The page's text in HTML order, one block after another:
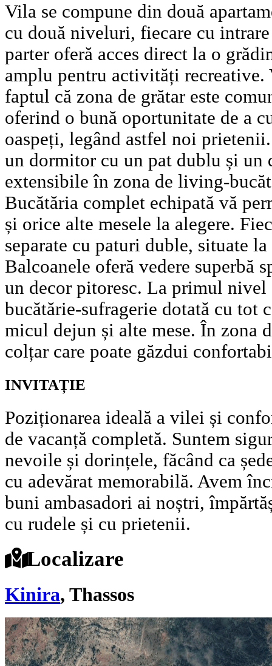
Vila se compune din două
cu două niveluri, fiecare cu
parter oferă acces direct la o
amplu pentru activități recreative.
faptul că zona de grătar este
oferind o bună oportunitate de a
oaspeți, legând astfel noi
un dormitor cu un pat dublu și un
extensibile în zona de living-
Bucătăria complet echipată vă
și orice alte mesele la alegere.
separate cu paturi duble, situate
Balcoanele oferă vedere superbă
un decor pitoresc. La primul nivel
bucătărie-sufragerie dotată cu tot
micul dejun și alte mese. În zona
colțar care poate găzdui
INVITAȚIE
Poziționarea ideală a vilei și
de vacanță completă. Suntem
nevoile și dorințele, făcând ca
cu adevărat memorabilă. Avem
buni ambasadori ai noștri,
cu rudele și cu prietenii.
Localizare
Kinira, Thassos